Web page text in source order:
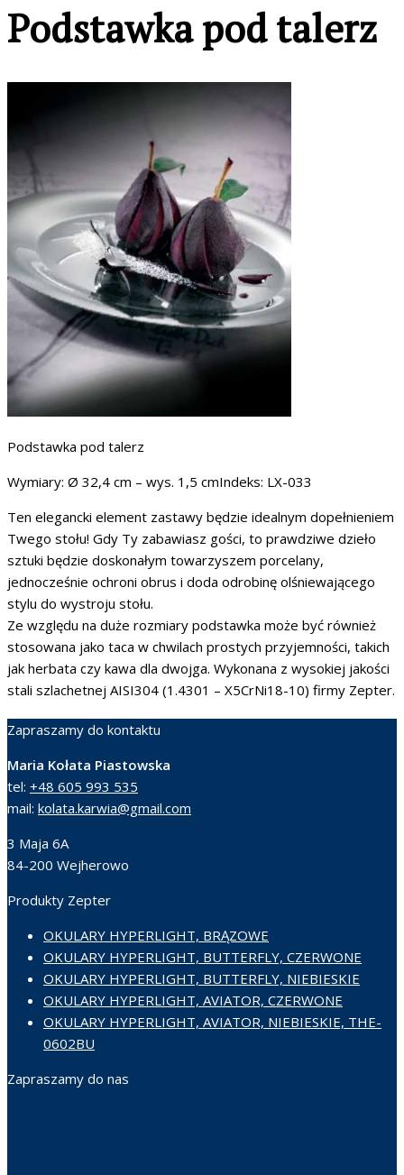
Podstawka pod talerz
Podstawka pod talerz
Wymiary: Ø 32,4 cm – wys. 1,5 cmIndeks: LX-033
Ten elegancki element zastawy będzie idealnym dopełnieniem
Twego stołu! Gdy Ty zabawiasz gości, to prawdziwe dzieło
sztuki będzie doskonałym towarzyszem porcelany,
jednocześnie ochroni obrus i doda odrobinę olśniewającego
stylu do wystroju stołu.
Ze względu na duże rozmiary podstawka może być również
stosowana jako taca w chwilach prostych przyjemności, takich
jak herbata czy kawa dla dwojga. Wykonana z wysokiej jakości
stali szlachetnej AISI304 (1.4301 – X5CrNi18-10) firmy Zepter.
Zapraszamy do kontaktu
Maria Kołata Piastowska
tel: +48 605 993 535
mail: kolata.karwia@gmail.com
3 Maja 6A
84-200 Wejherowo
Produkty Zepter
OKULARY HYPERLIGHT, BRĄZOWE
OKULARY HYPERLIGHT, BUTTERFLY, CZERWONE
OKULARY HYPERLIGHT, BUTTERFLY, NIEBIESKIE
OKULARY HYPERLIGHT, AVIATOR, CZERWONE
OKULARY HYPERLIGHT, AVIATOR, NIEBIESKIE, THE-
0602BU
Zapraszamy do nas